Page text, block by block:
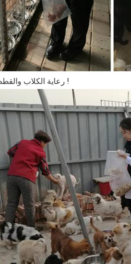
رعاية الكلاب والقطط الضالة ، ورعاية صحة الحيوانات الأليفة !